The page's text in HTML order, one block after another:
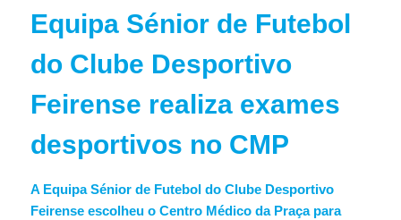
Equipa Sénior de Futebol
do Clube Desportivo
Feirense realiza exames
desportivos no CMP
A Equipa Sénior de Futebol do Clube Desportivo
Feirense escolheu o Centro Médico da Praça para